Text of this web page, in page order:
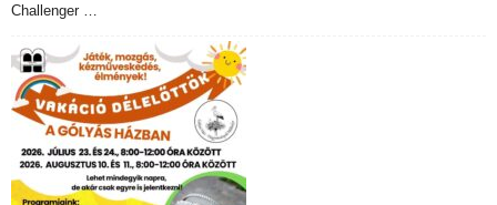
Challenger …